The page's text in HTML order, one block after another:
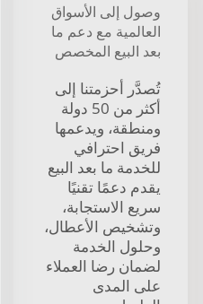
وصول إلى الأسواق
العالمية مع دعم ما
بعد البيع المخصص
تُصدَّر أحزمتنا إلى
أكثر من 50 دولة
ومنطقة، ويدعمها
فريق احترافي
للخدمة ما بعد البيع
يقدم دعمًا تقنيًا
سريع الاستجابة،
وتشخيص الأعطال،
وحلول الخدمة
لضمان رضا العملاء
على المدى